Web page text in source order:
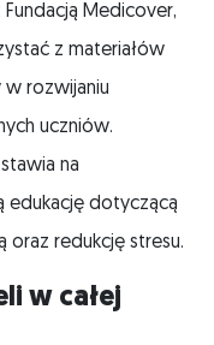
Fundacją Medicover,
z materiałów
w rozwijaniu
uczniów.
na
edukację dotyczącą
oraz redukcję stresu.
w całej